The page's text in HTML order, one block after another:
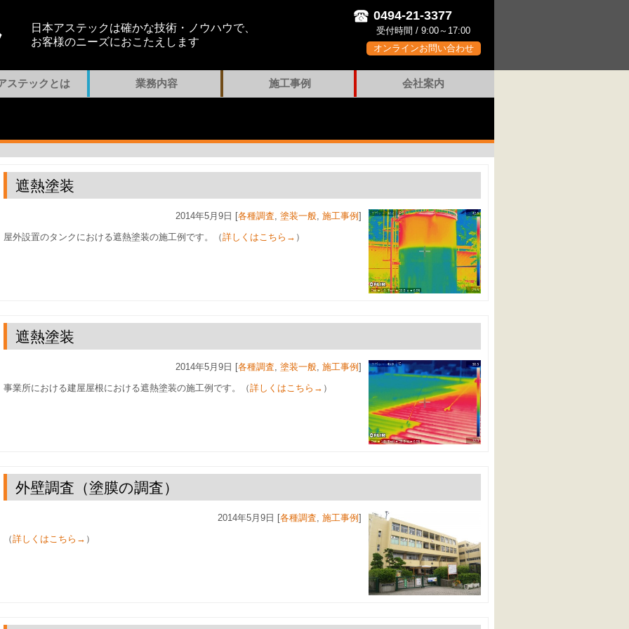
日本アステックは確かな技術・ノウハウで、
お客様のニーズにおこたえします
0494-21-3377
受付時間 / 9:00～17:00
オンラインお問い合わせ
ステックとは 業務内容 施工事例 会社案内
遮熱塗装
2014年5月9日 [各種調査 塗装一般, 施工事例 ]
屋外設置のタンクにおける遮熱塗装の施工例です。（詳しくはこちら→ ）
遮熱塗装
2014年5月9日 [各種調査 塗装一般, 施工事例 ]
事業所における建屋屋根における遮熱塗装の施工例です。（詳しくはこちら→ ）
外壁調査（塗膜の調査）
2014年5月9日 [各種調査 施工事例]
（詳しくはこちら→ ）